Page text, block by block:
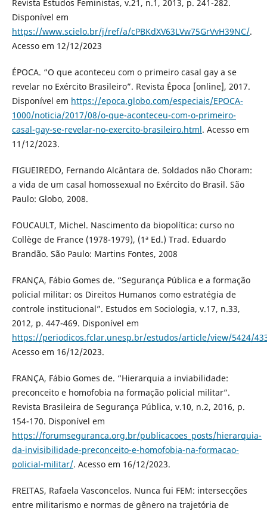
Revista Estudos Feministas, v.21, n.1, 2013, p. 241-282.
Disponível em
https://www.scielo.br/j/ref/a/cPBKdXV63LVw75GrVvH39NC/.
Acesso em 12/12/2023
ÉPOCA. “O que aconteceu com o primeiro casal gay a se
revelar no Exército Brasileiro”. Revista Época [online], 2017.
Disponível em https://epoca.globo.com/especiais/EPOCA-
1000/noticia/2017/08/o-que-aconteceu-com-o-primeiro-
casal-gay-se-revelar-no-exercito-brasileiro.html. Acesso em
11/12/2023.
FIGUEIREDO, Fernando Alcântara de. Soldados não Choram:
a vida de um casal homossexual no Exército do Brasil. São
Paulo: Globo, 2008.
FOUCAULT, Michel. Nascimento da biopolítica: curso no
Collège de France (1978-1979), (1ª Ed.) Trad. Eduardo
Brandão. São Paulo: Martins Fontes, 2008
FRANÇA, Fábio Gomes de. “Segurança Pública e a formação
policial militar: os Direitos Humanos como estratégia de
controle institucional”. Estudos em Sociologia, v.17, n.33,
2012, p. 447-469. Disponível em
https://periodicos.fclar.unesp.br/estudos/article/view/5424/
Acesso em 16/12/2023.
FRANÇA, Fábio Gomes de. “Hierarquia a inviabilidade:
preconceito e homofobia na formação policial militar”.
Revista Brasileira de Segurança Pública, v.10, n.2, 2016, p.
154-170. Disponível em
https://forumseguranca.org.br/publicacoes_posts/hierarquia-
da-invisibilidade-preconceito-e-homofobia-na-formacao-
policial-militar/. Acesso em 16/12/2023.
FREITAS, Rafaela Vasconcelos. Nunca fui FEM: intersecções
entre militarismo e normas de gênero na trajetória de